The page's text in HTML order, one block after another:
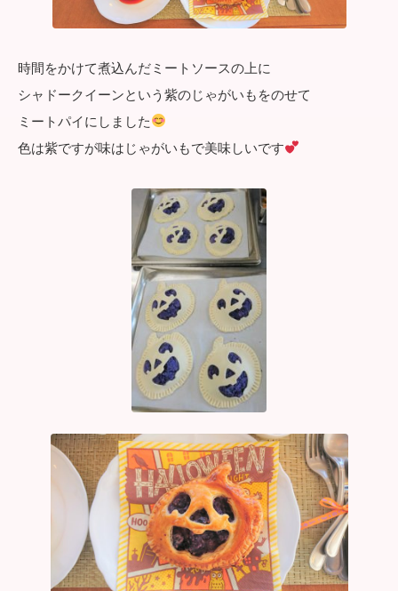
時間をかけて煮込んだミートソースの上に
シャドークイーンという紫のじゃがいもをのせて
ミートパイにしました
色は紫ですが味はじゃがいもで美味しいです